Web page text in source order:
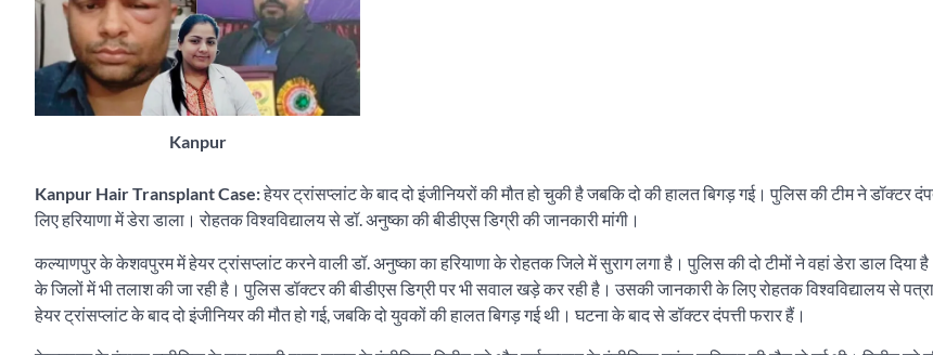
Kanpur
Kanpur Hair Transplant Case:हेयर ट्रांसप्लांट के बाद दो इंजीनियरों की मौत हो चुकी है जबकि दो की हालत बिगड़ गई। पुलिस की टीम ने डॉक्टर
लिए हरियाणा में डेरा डाला। रोहतक विश्वविद्यालय से डॉ. अनुष्का की बीडीएस डिग्री की जानकारी मांगी।
कल्याणपुर के केशवपुरम में हेयर ट्रांसप्लांट करने वाली डॉ. अनुष्का का हरियाणा के रोहतक जिले में सुराग लगा है। पुलिस की दो टीमों ने वहां डेरा डाल
के जिलों में भी तलाश की जा रही है। पुलिस डॉक्टर की बीडीएस डिग्री पर भी सवाल खड़े कर रही है। उसकी जानकारी के लिए रोहतक विश्वविद्यालय से
हेयर ट्रांसप्लांट के बाद दो इंजीनियर की मौत हो गई, जबकि दो युवकों की हालत बिगड़ गई थी। घटना के बाद से डॉक्टर दंपत्ती फरार हैं।